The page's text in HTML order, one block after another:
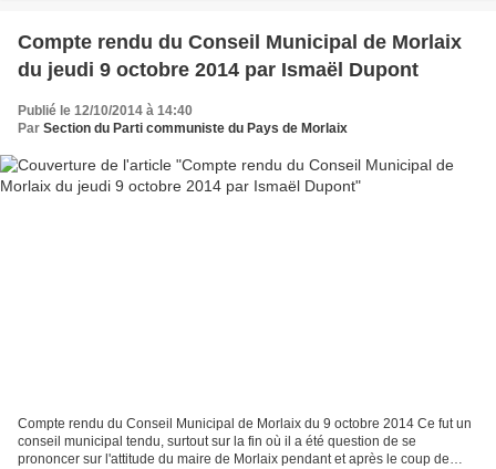
Compte rendu du Conseil Municipal de Morlaix
du jeudi 9 octobre 2014 par Ismaël Dupont
Publié le 12/10/2014 à 14:40
Par Section du Parti communiste du Pays de Morlaix
Compte rendu du Conseil Municipal de Morlaix du 9 octobre 2014 Ce fut un
conseil municipal tendu, surtout sur la fin où il a été question de se
prononcer sur l'attitude du maire de Morlaix pendant et après le coup de